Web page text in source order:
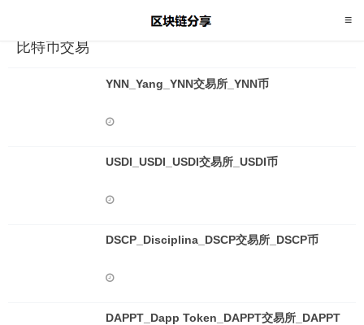
比特币交易
YNN_Yang_YNN交易所_YNN币
USDI_USDI_USDI交易所_USDI币
DSCP_Disciplina_DSCP交易所_DSCP币
DAPPT_Dapp Token_DAPPT交易所_DAPPT